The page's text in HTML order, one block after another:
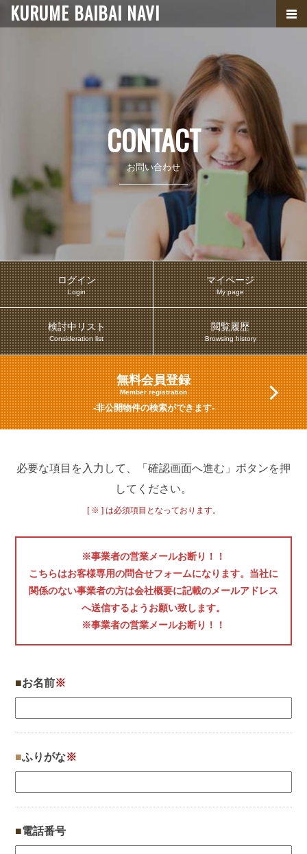
KURUME BAIBAI NAVI
CONTACT
お問い合わせ
ログイン
Login
マイページ
My page
検討中リスト
Consideration list
閲覧履歴
Browsing history
無料会員登録
Member registration
-非公開物件の検索ができます-
必要な項目を入力して、「確認画面へ進む」ボタンを押
してください。
[ ※ ] は必須項目となっております。
※事業者の営業メールお断り！！
こちらはお客様専用の問合せフォームになります。当社に
関係のない事業者の方は会社概要に記載のメールアドレス
へ送信するようお願い致します。
※事業者の営業メールお断り！！
お名前※
ふりがな※
電話番号